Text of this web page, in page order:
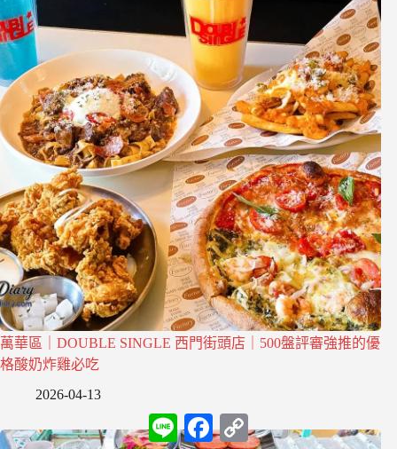
萬華區｜DOUBLE SINGLE 西門街頭店｜500盤評審強推的優
格酸奶炸雞必吃
2026-04-13
L
i
F
a
o